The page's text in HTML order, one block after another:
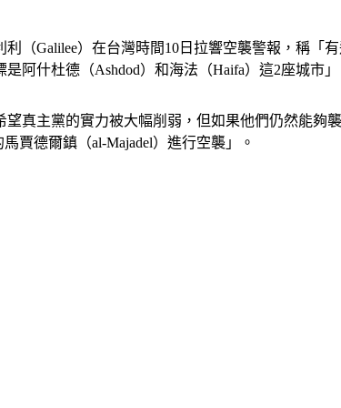
利（Galilee）在台灣時間10日拉響空襲警報，稱
阿什杜德（Ashdod）和海法（Haifa）這2座城市」
真主黨的實力被大幅削弱，但如果他們仍然能
賈德爾鎮（al-Majadel）進行空襲」。